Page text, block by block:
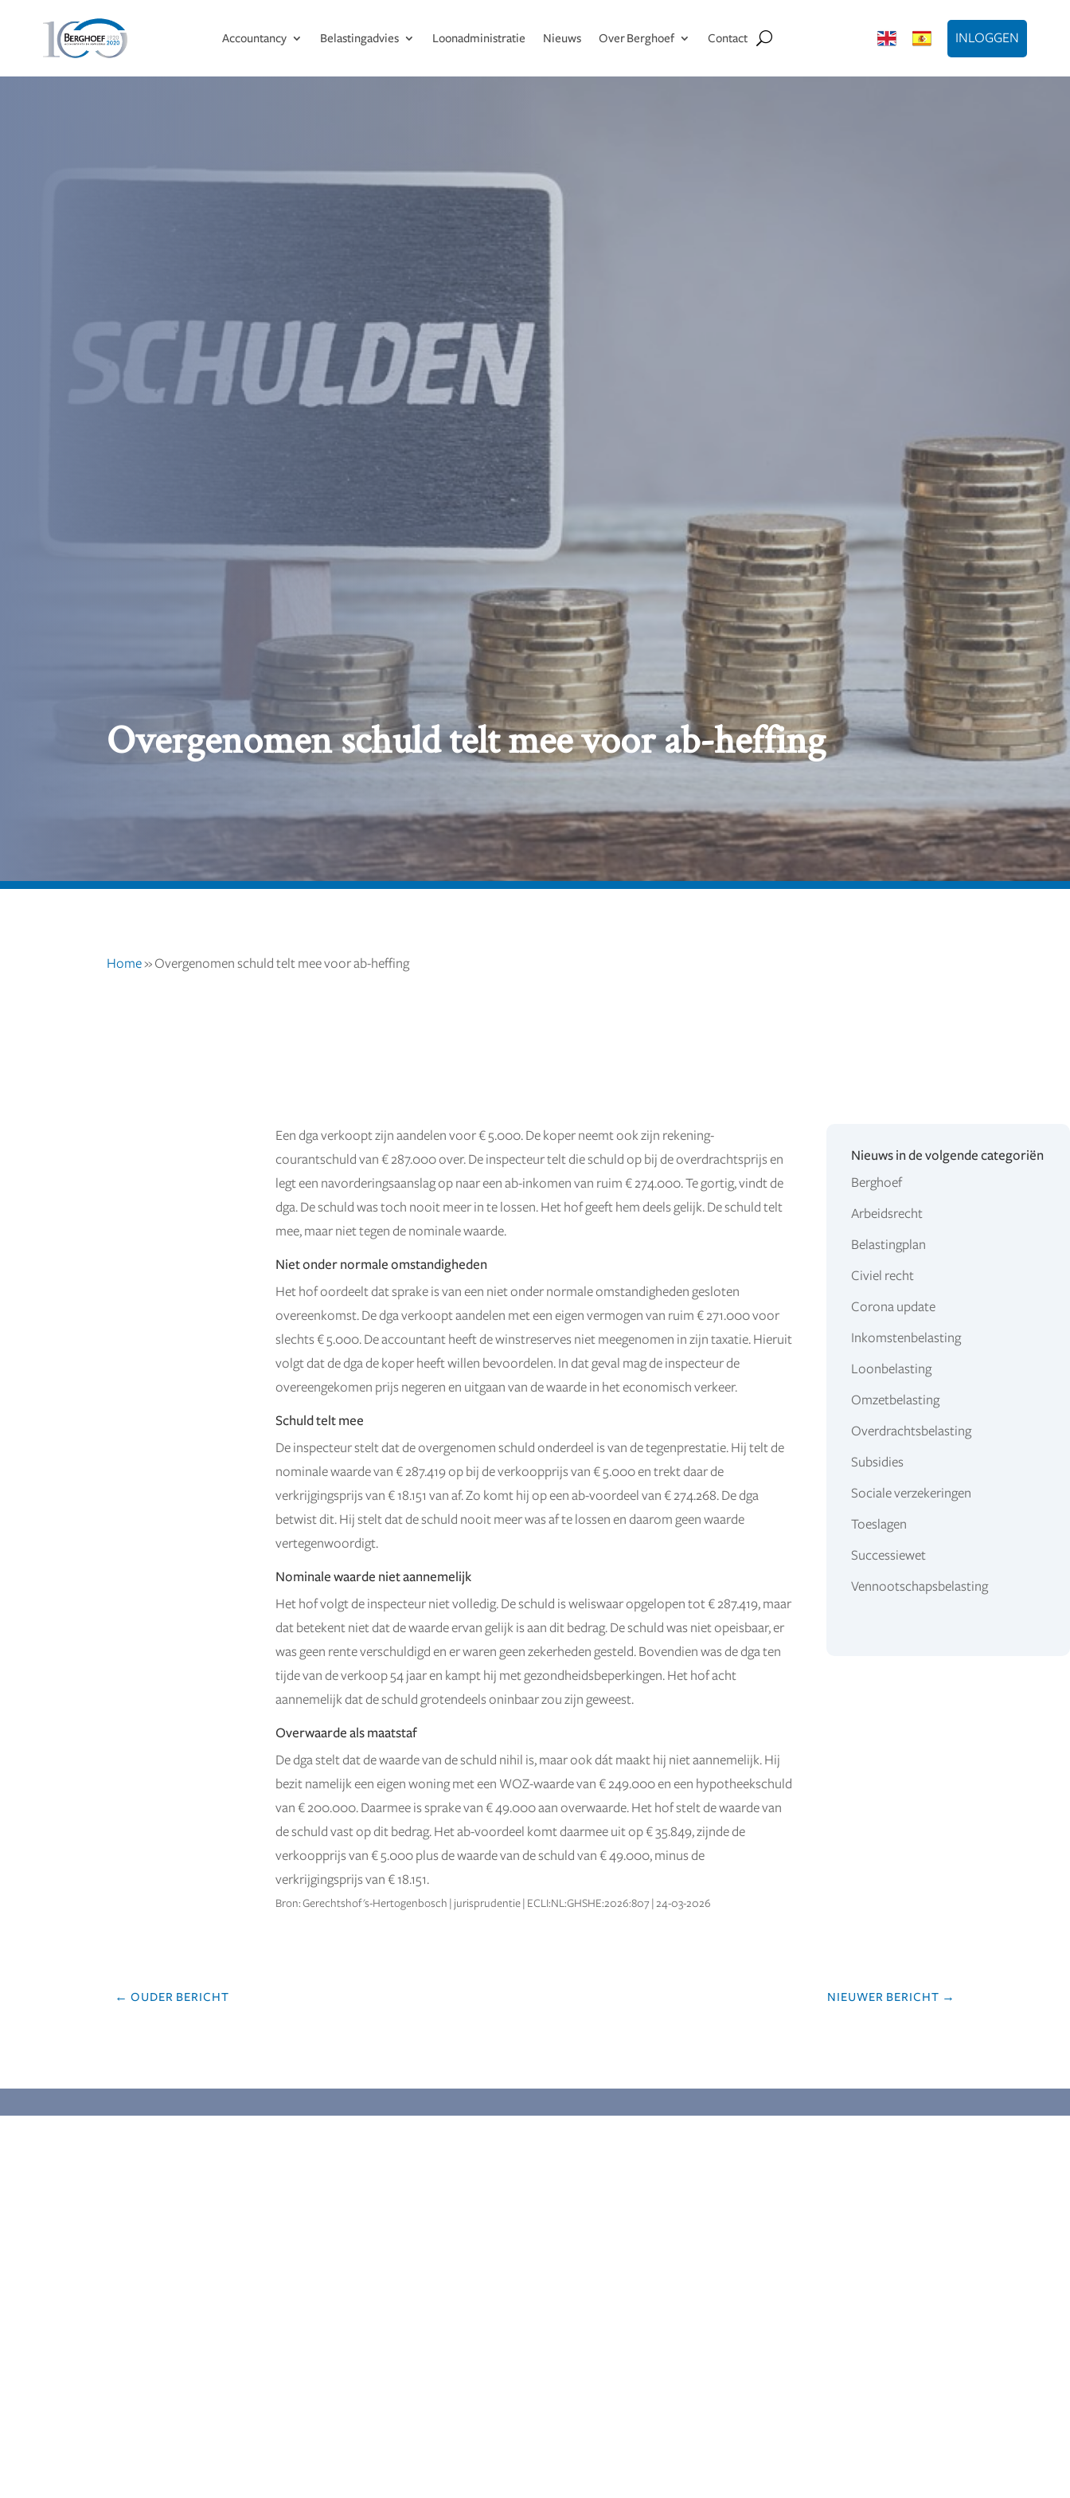
Accountancy Belastingadvies Loonadministratie Nieuws Over Berghoef Contact INLOGGEN
Overgenomen schuld telt mee voor ab-heffing
Home» Overgenomen schuld telt mee voor ab-heffing
Een dga verkoopt zijn aandelen voor € 5.000. De koper neemt ook zijn rekening-
courantschuld van € 287.000 over. De inspecteur telt die schuld op bij de overdrachtsprijs en
legt een navorderingsaanslag op naar een ab-inkomen van ruim € 274.000. Te gortig, vindt de
dga. De schuld was toch nooit meer in te lossen. Het hof geeft hem deels gelijk. De schuld telt
mee, maar niet tegen de nominale waarde.
Niet onder normale omstandigheden
Het hof oordeelt dat sprake is van een niet onder normale omstandigheden gesloten
overeenkomst. De dga verkoopt aandelen met een eigen vermogen van ruim € 271.000 voor
slechts € 5.000. De accountant heeft de winstreserves niet meegenomen in zijn taxatie. Hieruit
volgt dat de dga de koper heeft willen bevoordelen. In dat geval mag de inspecteur de
overeengekomen prijs negeren en uitgaan van de waarde in het economisch verkeer.
Schuld telt mee
De inspecteur stelt dat de overgenomen schuld onderdeel is van de tegenprestatie. Hij telt de
nominale waarde van € 287.419 op bij de verkoopprijs van € 5.000 en trekt daar de
verkrijgingsprijs van € 18.151 van af. Zo komt hij op een ab-voordeel van € 274.268. De dga
betwist dit. Hij stelt dat de schuld nooit meer was af te lossen en daarom geen waarde
vertegenwoordigt.
Nominale waarde niet aannemelijk
Het hof volgt de inspecteur niet volledig. De schuld is weliswaar opgelopen tot € 287.419, maar
dat betekent niet dat de waarde ervan gelijk is aan dit bedrag. De schuld was niet opeisbaar, er
was geen rente verschuldigd en er waren geen zekerheden gesteld. Bovendien was de dga ten
tijde van de verkoop 54 jaar en kampt hij met gezondheidsbeperkingen. Het hof acht
aannemelijk dat de schuld grotendeels oninbaar zou zijn geweest.
Overwaarde als maatstaf
De dga stelt dat de waarde van de schuld nihil is, maar ook dát maakt hij niet aannemelijk. Hij
bezit namelijk een eigen woning met een WOZ-waarde van € 249.000 en een hypotheekschuld
van € 200.000. Daarmee is sprake van € 49.000 aan overwaarde. Het hof stelt de waarde van
de schuld vast op dit bedrag. Het ab-voordeel komt daarmee uit op € 35.849, zijnde de
verkoopprijs van € 5.000 plus de waarde van de schuld van € 49.000, minus de
verkrijgingsprijs van € 18.151.
Bron: Gerechtshof 's-Hertogenbosch | jurisprudentie | ECLI:NL:GHSHE:2026:807 | 24-03-2026
Nieuws in de volgende categoriën
Berghoef
Arbeidsrecht
Belastingplan
Civiel recht
Corona update
Inkomstenbelasting
Loonbelasting
Omzetbelasting
Overdrachtsbelasting
Subsidies
Sociale verzekeringen
Toeslagen
Successiewet
Vennootschapsbelasting
←OUDER BERICHT NIEUWER BERICHT →